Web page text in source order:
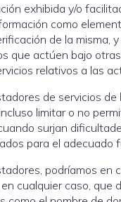
exhibida y/o
como
de la misma,
que actúen bajo
relativos a las
de servicios
limitar o no
surjan
para el adecuado
podríamos
cualquier caso,